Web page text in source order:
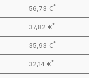
56,73 €*
37,82 €*
35,93 €*
32,14 €*